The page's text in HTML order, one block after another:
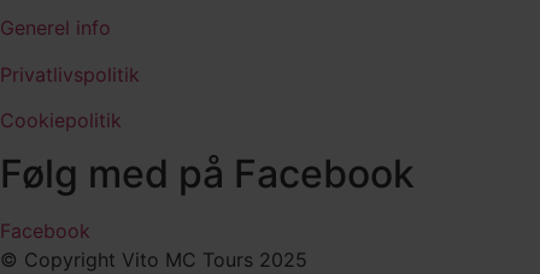
Generel info
Privatlivspolitik
Cookiepolitik
Følg med på Facebook
Facebook
© Copyright Vito MC Tours 2025